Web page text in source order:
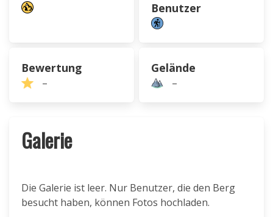
Benutzer
Bewertung
–
Gelände
–
Galerie
Die Galerie ist leer. Nur Benutzer, die den Berg
besucht haben, können Fotos hochladen.